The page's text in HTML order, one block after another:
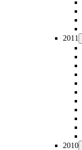
2011
2010